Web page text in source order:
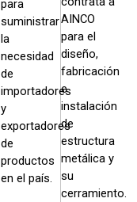
para
suministrar
la
necesidad
de
importadores
y
exportadores
de
productos
en el país.
AINCO
para el
diseño,
fabricación
e
instalación
de
estructura
metálica y
su
cerramiento.